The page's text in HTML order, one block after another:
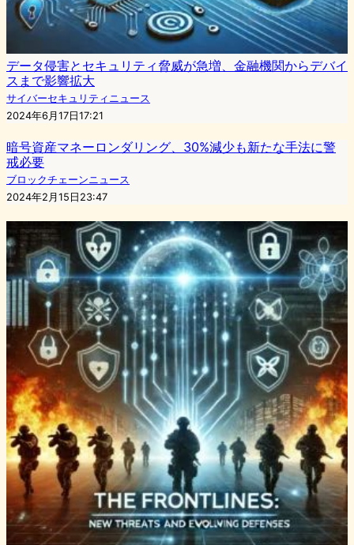
データ侵害とセキュリティ脅威が急増、金融機関からデバイ
スまで影響拡大
サイバーセキュリティニュース
2024年6月17日17:21
暗号資産マネーロンダリング、30%減少も新たな手法に警
戒必要
ブロックチェーンニュース
2024年2月15日23:47